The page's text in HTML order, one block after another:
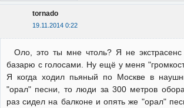
tornado
19.11.2014 0:22
Оло, это ты мне чтоль? Я не экстрасенс
базарю с голосами. Ну ещё у меня
Я когда ходил пьяный по Москве в
"орал" песни, то люди за 300 метров
раз сидел на балконе и опять же "орал"